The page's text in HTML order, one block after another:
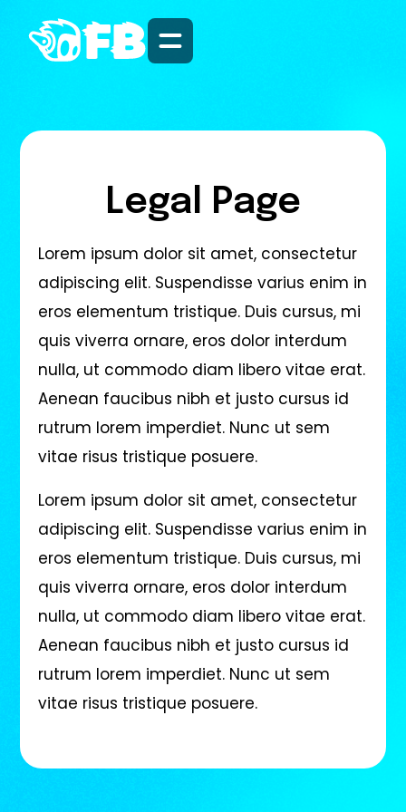
Legal Page
Lorem ipsum dolor sit amet, consectetur
adipiscing elit. Suspendisse varius enim in
eros elementum tristique. Duis cursus, mi
quis viverra ornare, eros dolor interdum
nulla, ut commodo diam libero vitae erat.
Aenean faucibus nibh et justo cursus id
rutrum lorem imperdiet. Nunc ut sem
vitae risus tristique posuere.
Lorem ipsum dolor sit amet, consectetur
adipiscing elit. Suspendisse varius enim in
eros elementum tristique. Duis cursus, mi
quis viverra ornare, eros dolor interdum
nulla, ut commodo diam libero vitae erat.
Aenean faucibus nibh et justo cursus id
rutrum lorem imperdiet. Nunc ut sem
vitae risus tristique posuere.